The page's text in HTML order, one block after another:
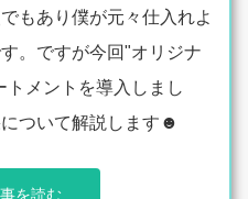
もあり僕が元々仕入れよ
。ですが今回"オリジナ
トメントを導入しまし
ついて解説します☻
を読む